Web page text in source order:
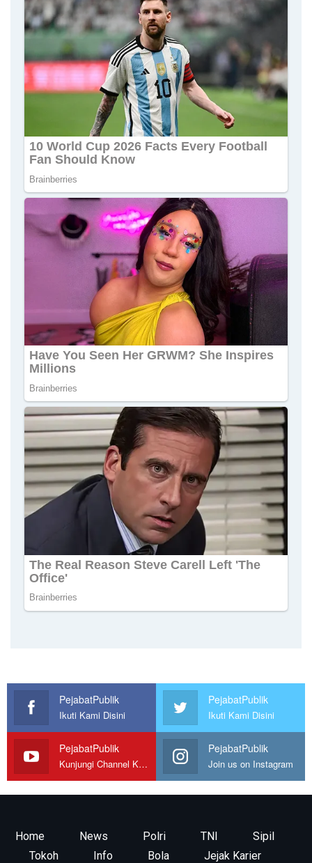
PejabatPublik
Ikuti Kami Disini
PejabatPublik
Ikuti Kami Disini
PejabatPublik
Kunjungi Channel Kami
PejabatPublik
Join us on Instagram
Home News Polri TNI
Sipil
Tokoh
Info Bola Jejak Karier